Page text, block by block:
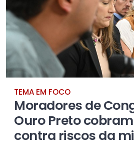
TEMA EM FOCO
Moradores de
Ouro Preto
contra riscos da